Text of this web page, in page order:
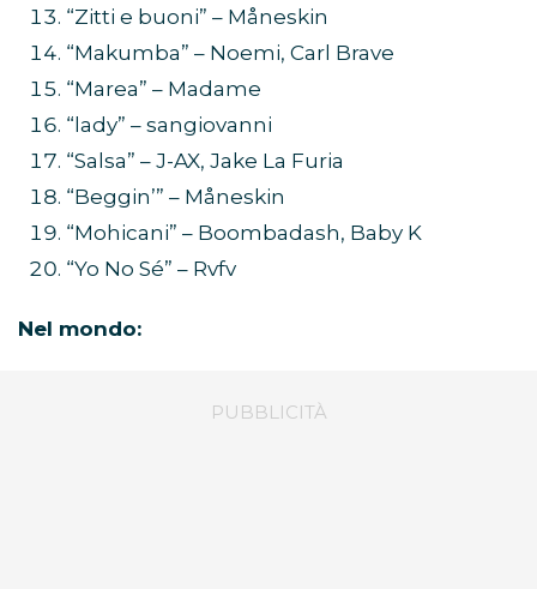
“Zitti e buoni” – Måneskin
“Makumba” – Noemi, Carl Brave
“Marea” – Madame
“lady” – sangiovanni
“Salsa” – J-AX, Jake La Furia
“Beggin’” – Måneskin
“Mohicani” – Boombadash, Baby K
“Yo No Sé” – Rvfv
Nel mondo: